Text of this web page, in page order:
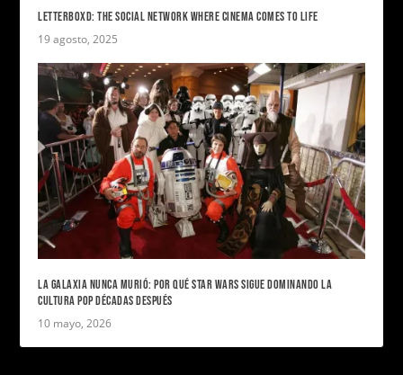
LETTERBOXD: THE SOCIAL NETWORK WHERE CINEMA COMES TO LIFE
19 agosto, 2025
LA GALAXIA NUNCA MURIÓ: POR QUÉ STAR WARS SIGUE DOMINANDO LA
CULTURA POP DÉCADAS DESPUÉS
10 mayo, 2026